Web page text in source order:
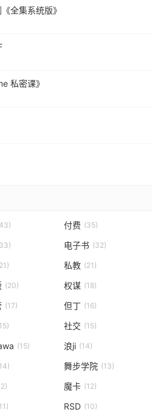
全集系统版》
私密课》
付费 (35)
电子书 (32)
私教 (21)
(20) 权谋 (18)
(17) 但丁 (16)
社交 (15)
(15) 浪ji (14)
舞步学院 (13)
魔卡 (12)
RSD (10)